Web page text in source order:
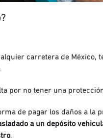
carretera de México,
por no tener una
de pagar los daños a la
a un depósito
.